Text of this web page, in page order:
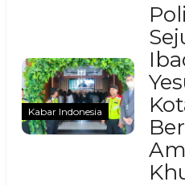
Kabar Indonesia